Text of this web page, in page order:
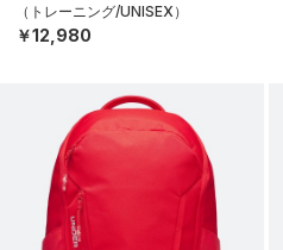
（トレーニング/UNISEX）
￥12,980